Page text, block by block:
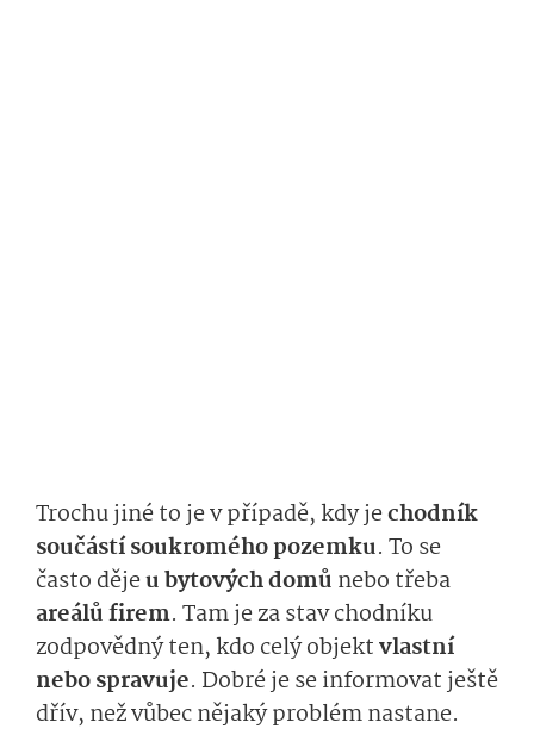
Trochu jiné to je v případě, kdy jechodník
součástí soukromého pozemku. To se
často dějeu bytových domů nebo třeba
areálů firem. Tam je za stav chodníku
zodpovědný ten, kdo celý objektvlastní
nebo spravuje. Dobré je se informovat ještě
dřív, než vůbec nějaký problém nastane.